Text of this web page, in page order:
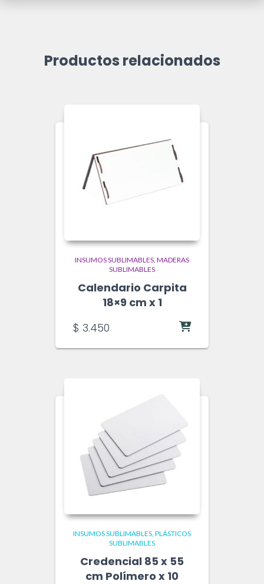
Productos relacionados
INSUMOS SUBLIMABLES MADERAS
SUBLIMABLES
Calendario Carpita
18×9 cm x 1
$ 3.450
INSUMOS SUBLIMABLES PLÁSTICOS
SUBLIMABLES
Credencial 85 x 55
cm Polímero x 10